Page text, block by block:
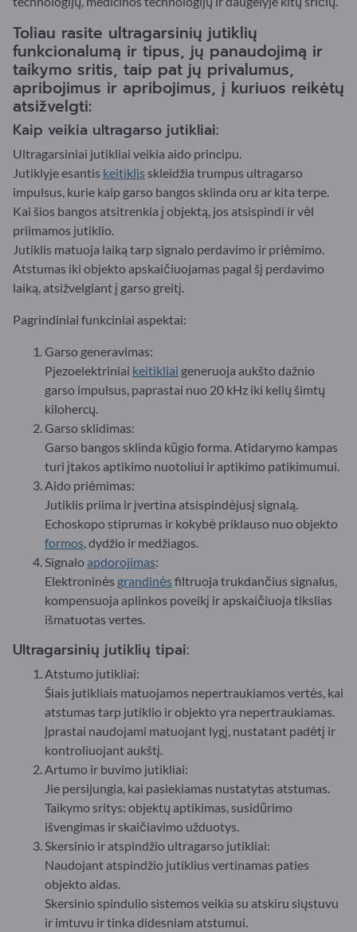
Toliau rasite ultragarsinių jutiklių
funkcionalumą ir tipus, jų panaudojimą ir
taikymo sritis, taip pat jų privalumus,
apribojimus ir apribojimus, į kuriuos reikėtų
atsižvelgti:
Kaip veikia ultragarso jutikliai:
Ultragarsiniai jutikliai veikia aido principu.
Jutiklyje esantis keitiklis skleidžia trumpus ultragarso
impulsus, kurie kaip garso bangos sklinda oru ar kita terpe.
Kai šios bangos atsitrenkia į objektą, jos atsispindi ir vėl
priimamos jutiklio.
Jutiklis matuoja laiką tarp signalo perdavimo ir priėmimo.
Atstumas iki objekto apskaičiuojamas pagal šį perdavimo
laiką, atsižvelgiant į garso greitį.
Pagrindiniai funkciniai aspektai:
Garso generavimas:
Pjezoelektriniai keitikliai generuoja aukšto dažnio
garso impulsus, paprastai nuo 20 kHz iki kelių šimtų
kilohercų.
Garso sklidimas:
Garso bangos sklinda kūgio forma. Atidarymo kampas
turi įtakos aptikimo nuotoliui ir aptikimo patikimumui.
Aido priėmimas:
Jutiklis priima ir įvertina atsispindėjusį signalą.
Echoskopo stiprumas ir kokybė priklauso nuo objekto
formos, dydžio ir medžiagos.
Signaloapdorojimas:
Elektroninės grandinėsfiltruoja trukdančius signalus,
kompensuoja aplinkos poveikį ir apskaičiuoja tikslias
išmatuotas vertes.
Ultragarsinių jutiklių tipai:
Atstumo jutikliai:
Šiais jutikliais matuojamos nepertraukiamos vertės, kai
atstumas tarp jutiklio ir objekto yra nepertraukiamas.
Įprastai naudojami matuojant lygį, nustatant padėtį ir
kontroliuojant aukštį.
Artumo ir buvimo jutikliai:
Jie persijungia, kai pasiekiamas nustatytas atstumas.
Taikymo sritys: objektų aptikimas, susidūrimo
išvengimas ir skaičiavimo užduotys.
Skersinio ir atspindžio ultragarso jutikliai:
Naudojant atspindžio jutiklius vertinamas paties
objekto aidas.
Skersinio spindulio sistemos veikia su atskiru siųstuvu
ir imtuvu ir tinka didesniam atstumui.